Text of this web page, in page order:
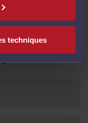
techniques
15 >